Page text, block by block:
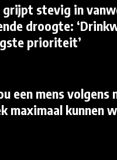
grijpt stevig in
droogte:
prioriteit’
een mens volgens
maximaal kunnen